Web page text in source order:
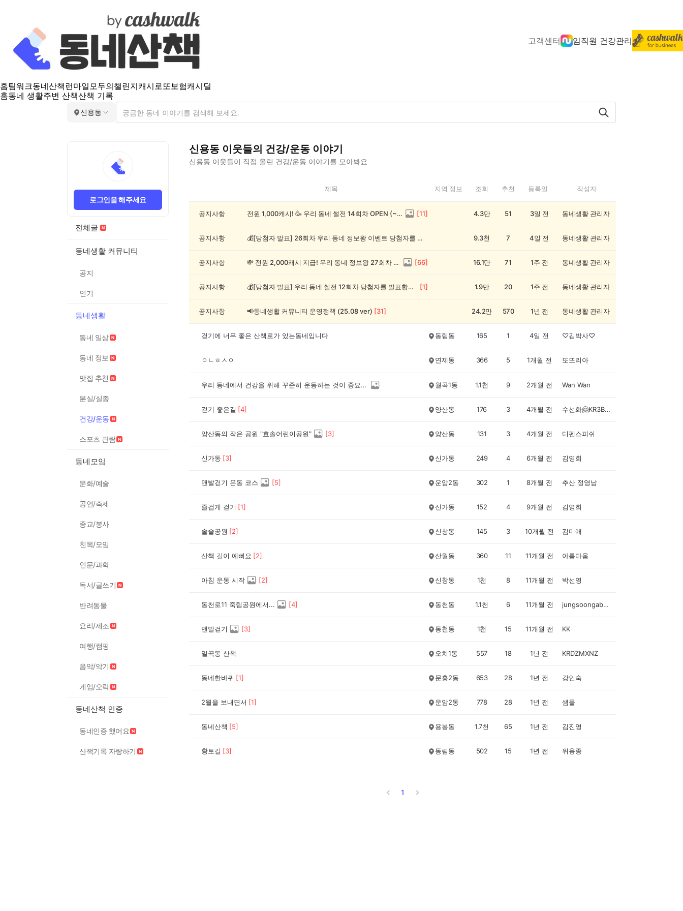
고객센터 임직원 건강관리
홈팀워크동네산책 런마일모두의챌린지캐시로또보험캐시딜
홈동네 생활주변 산책산책 기록
신용동
로그인을 해주세요
전체글
동네생활 커뮤니티
공지
인기
동네생활
동네 일상
동네 정보
맛집 추천
분실/실종
건강/운동
스포츠 관람
동네모임
문화/예술
공연/축제
종교/봉사
친목/모임
인문/과학
독서/글쓰기
반려동물
요리/제조
여행/캠핑
음악/악기
게임/오락
동네산책 인증
동네인증 했어요
산책기록 자랑하기
신용동 이웃들의 건강/운동 이야기
신용동 이웃들이 직접 올린 건강/운동 이야기를 모아봐요
동
제목 지역 정보 조회 추천 등록일 작성자
공지사항 전원 1,000캐시! 🥳 우리 동네 썰전 14회차 OPEN (~8/17) [11] 4.3만 51 3일 전 동네생활 관리자
공지사항 💰[당첨자 발표] 26회차 우리 동네 정보왕 이벤트 당첨자를 발표합니다! 9.3천 7 4일 전 동네생활 관리자
공지사항 💸 전원 2,000캐시 지급! 우리 동네 정보왕 27회차 (~8/10) [66] 16.1만 71 1주 전 동네생활 관리자
공지사항 💰[당첨자 발표] 우리 동네 썰전 12회차 당첨자를 발표합니다! [1] 1.9만 20 1주 전 동네생활 관리자
공지사항 📢동네생활 커뮤니티 운영정책 (25.08 ver) [31] 24.2만 570 1년 전 동네생활 관리자
걷기에 너무 좋은 산책로가 있는동네입니다 동림동 165 1 4일 전 ♡김박사♡
ㅇㄴㅎㅅㅇ 연제동 366 5 1개월 전 또또리아
우리 동네에서 건강을 위해 꾸준히 운동하는 것이 중요하다고 생각합니다 월곡1동 1.1천 9 2개월 전 Wan Wan
걷기 좋은길 [4] 양산동 176 3 4개월 전 수선화🤗KR3B5BZ
양산동의 작은 공원 "효솔어린이공원" [3] 양산동 131 3 4개월 전 디펜스피쉬
신가동 [3] 신가동 249 4 6개월 전 김영희
맨발걷기 운동 코스 [5] 운암2동 302 1 8개월 전 추산 정영남
즐겁게 걷기 [1] 신가동 152 4 9개월 전 김영희
솔솔공원 [2] 신창동 145 3 10개월 전 김미애
산책 길이 예뻐요 [2] 산월동 360 11 11개월 전 아름다움
아침 운동 시작 [2] 신창동 1천 8 11개월 전 박선영
동천로11 죽림공원에서... [4] 동천동 1.1천 6 11개월 전 jungsoongabsonata
맨발걷기 [3] 동천동 1천 15 11개월 전 KK
일곡동 산책 오치1동 557 18 1년 전 KRDZMXNZ
동네한바퀴 [1] 문흥2동 653 28 1년 전 강인숙
2월을 보내면서 [1] 운암2동 778 28 1년 전 샘물
동네산책 [5] 용봉동 1.7천 65 1년 전 김진영
황토길 [3] 동림동 502 15 1년 전 위용종
1